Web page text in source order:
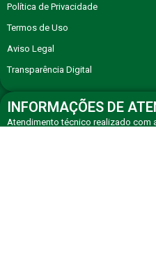
Política de Privacidade
Termos de Uso
Aviso Legal
Transparência Digital
INFORMAÇÕES DE
Atendimento técnico realizado com